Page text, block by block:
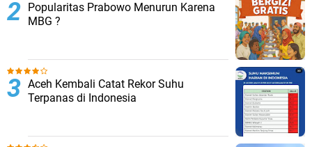
Popularitas Prabowo Menurun Karena
MBG ?
Aceh Kembali Catat Rekor Suhu
Terpanas di Indonesia